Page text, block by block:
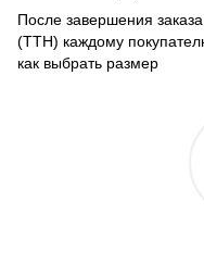
После завершения
(ТТН) каждому
как выбрать размер